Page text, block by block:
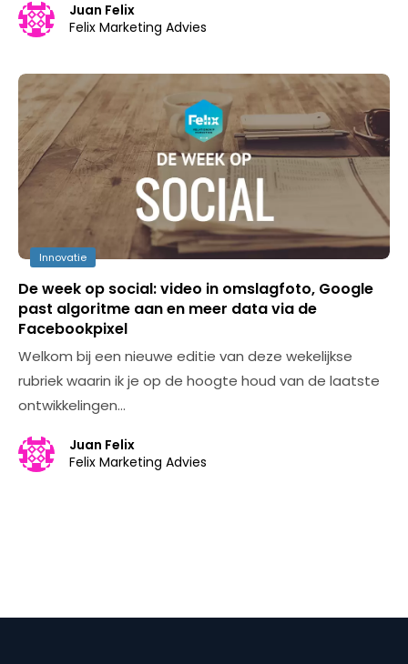
Juan Felix
Felix Marketing Advies
Innovatie
De week op social: video in omslagfoto, Google
past algoritme aan en meer data via de
Facebookpixel
Welkom bij een nieuwe editie van deze wekelijkse
rubriek waarin ik je op de hoogte houd van de laatste
ontwikkelingen…
Juan Felix
Felix Marketing Advies